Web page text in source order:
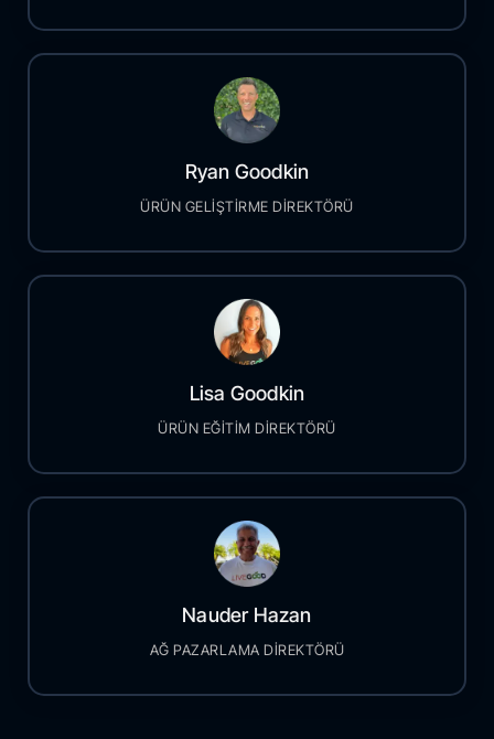
Ryan Goodkin
ÜRÜN GELİŞTİRME DİREKTÖRÜ
Lisa Goodkin
ÜRÜN EĞİTİM DİREKTÖRÜ
Nauder Hazan
AĞ PAZARLAMA DİREKTÖRÜ